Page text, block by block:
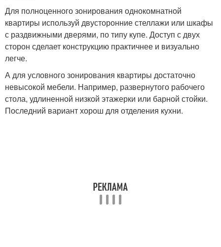
Для полноценного зонирования однокомнатной
квартиры используй двусторонние стеллажи или шкафы
с раздвижными дверями, по типу купе. Доступ с двух
сторон сделает конструкцию практичнее и визуально
легче.
А для условного зонирования квартиры достаточно
невысокой мебели. Например, развернутого рабочего
стола, удлиненной низкой этажерки или барной стойки.
Последний вариант хорош для отделения кухни.